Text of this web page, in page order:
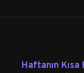
Haftanın